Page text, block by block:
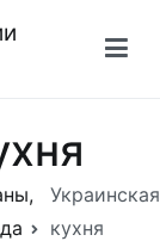
Украинская
кухня